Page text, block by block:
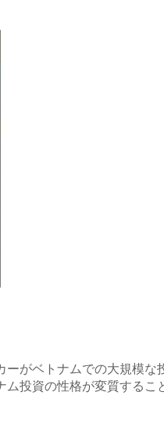
がベトナムでの大規模な
投資の性格が変質するこ